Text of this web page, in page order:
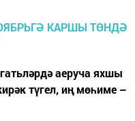
аеруча яхшы
түгел, иң мөһиме –